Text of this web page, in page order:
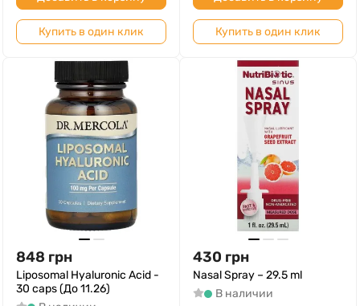
Купить в один клик Купить в один клик
848 грн
Liposomal Hyaluronic Acid -
30 caps (До 11.26)
430 грн
Nasal Spray – 29.5 ml
В наличии